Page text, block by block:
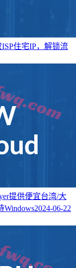
住宅IP，解锁流
提供便宜台湾/大
Windows2024-06-22